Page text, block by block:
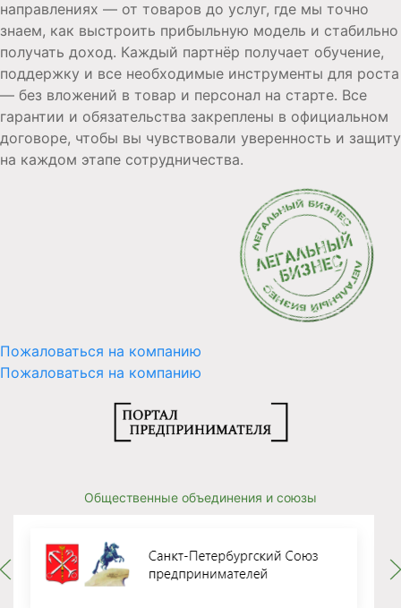
направлениях — от товаров до услуг, где мы точно
знаем, как выстроить прибыльную модель и стабильно
получать доход. Каждый партнёр получает обучение,
поддержку и все необходимые инструменты для роста
— без вложений в товар и персонал на старте. Все
гарантии и обязательства закреплены в официальном
договоре, чтобы вы чувствовали уверенность и защиту
на каждом этапе сотрудничества.
Пожаловаться на компанию
Пожаловаться на компанию
Общественные объединения и союзы